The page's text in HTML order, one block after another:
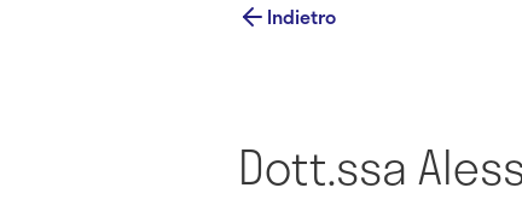
Indietro
Dott.ssa